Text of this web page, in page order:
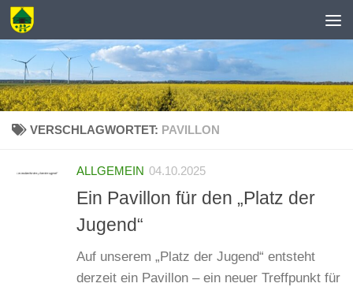
Zum Inhalt springen
VERSCHLAGWORTET: PAVILLON
ALLGEMEIN 04.10.2025
Ein Pavillon für den „Platz der
Jugend“
Auf unserem „Platz der Jugend“ entsteht
derzeit ein Pavillon – ein neuer Treffpunkt für